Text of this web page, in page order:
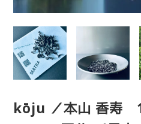
kōju ／本山 香寿